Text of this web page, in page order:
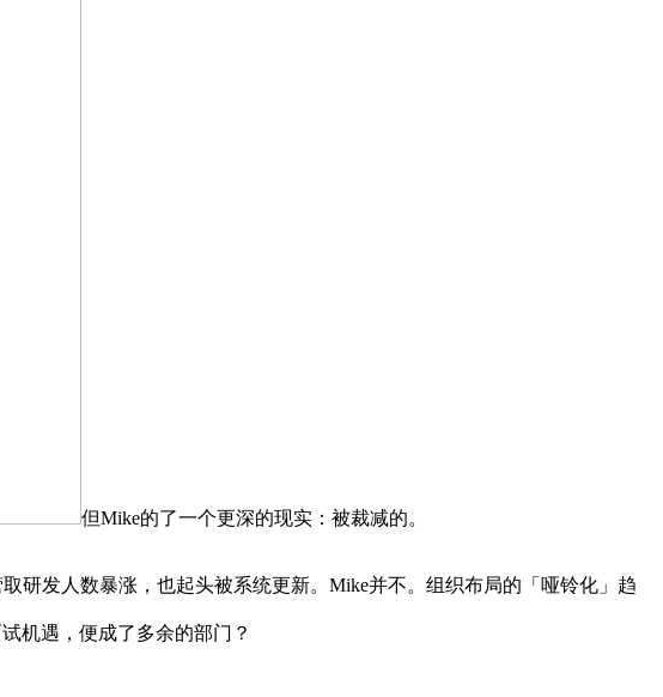
但Mike的了一个更深的现实：被裁减的。
发人数暴涨，也起头被系统更新。Mike并不。组织布局的「哑铃化」趋
机遇，便成了多余的部门？